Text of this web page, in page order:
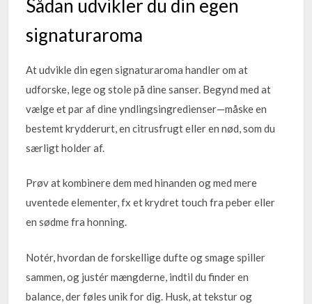
Sådan udvikler du din egen
signaturaroma
At udvikle din egen signaturaroma handler om at
udforske, lege og stole på dine sanser. Begynd med at
vælge et par af dine yndlingsingredienser—måske en
bestemt krydderurt, en citrusfrugt eller en nød, som du
særligt holder af.
Prøv at kombinere dem med hinanden og med mere
uventede elementer, fx et krydret touch fra peber eller
en sødme fra honning.
Notér, hvordan de forskellige dufte og smage spiller
sammen, og justér mængderne, indtil du finder en
balance, der føles unik for dig. Husk, at tekstur og